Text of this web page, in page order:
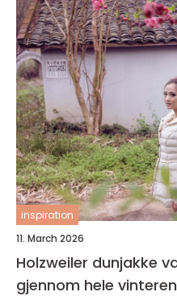
inspiration
11. March 2026
Holzweiler dunjakke varm stilfavoritt
gjennom hele vinteren